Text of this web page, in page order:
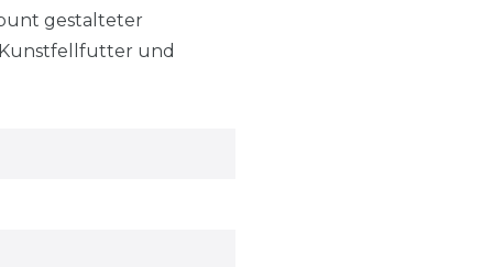
gestalteter
Kunstfellfutter und